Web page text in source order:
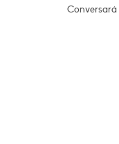
Conversará